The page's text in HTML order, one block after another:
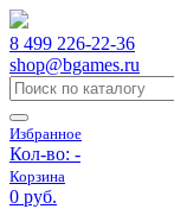
8 499 226-22-36
shop@bgames.ru
Избранное
Кол-во: -
Корзина
0 руб.